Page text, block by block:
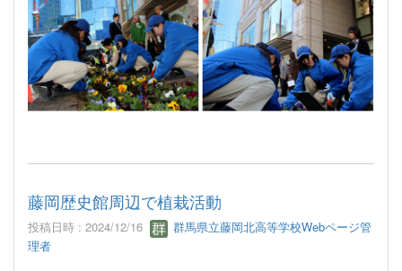
藤岡歴史館周辺で植栽活動
投稿日時 : 2024/12/16
群馬県立藤岡北高等学校Webページ管
理者